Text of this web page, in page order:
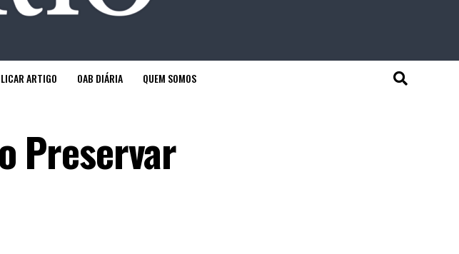
ARTIGO OAB DIÁRIA QUEM SOMOS
Preservar